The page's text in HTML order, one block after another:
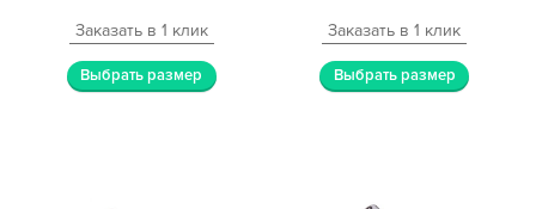
Заказать в 1 клик
Выбрать размер
Заказать в 1 клик
Выбрать размер